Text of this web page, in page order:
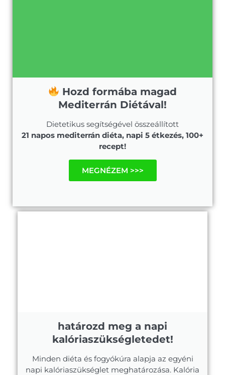
Hozd formába magad
Mediterrán Diétával!
Dietetikus segítségével összeállított
21 napos mediterrán diéta, napi 5 étkezés, 100+
recept!
MEGNÉZEM >>>
határozd meg a napi
kalóriaszükségletedet!
Minden diéta és fogyókúra alapja az egyéni
napi kalóriaszükséglet meghatározása. Kalória